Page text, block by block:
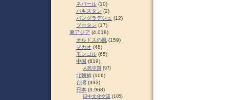
ネパール (10)
パキスタン (2)
バングラデシュ (12)
ブータン (17)
東アジア (4,018)
オルドスの風 (159)
マカオ (48)
モンゴル (65)
中国 (819)
人民中国 (97)
北朝鮮 (106)
台湾 (333)
日本 (3,968)
日中文化交流 (105)